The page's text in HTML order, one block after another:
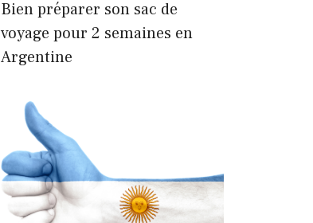
Bien préparer son sac de
voyage pour 2 semaines en
Argentine